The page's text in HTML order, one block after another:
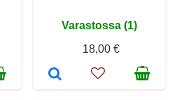
Varastossa (1)
18,00 €